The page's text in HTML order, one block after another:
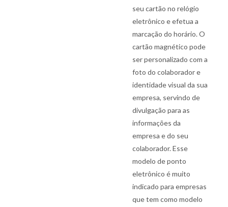
seu cartão no relógio
eletrônico e efetua a
marcação do horário. O
cartão magnético pode
ser personalizado com a
foto do colaborador e
identidade visual da sua
empresa, servindo de
divulgação para as
informações da
empresa e do seu
colaborador. Esse
modelo de ponto
eletrônico é muito
indicado para empresas
que tem como modelo